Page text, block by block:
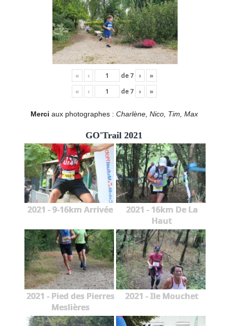
« ‹ de7 ›
»
«
‹ de7 › »
Merci aux photographes : Charlène, Nico, Tim, Max
GO'Trail 2021
2021 - 9-16km Arrivée
2021 - 16km De La
Haut
2021 - Pied des Pierres
Meslières
2021 - Ile Mouchet